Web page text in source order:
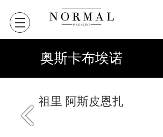
奥斯卡布埃诺
祖里·阿斯皮恩扎